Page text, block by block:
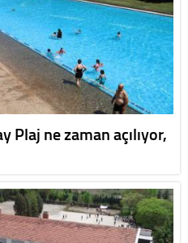
Plaj ne zaman açılıyor,